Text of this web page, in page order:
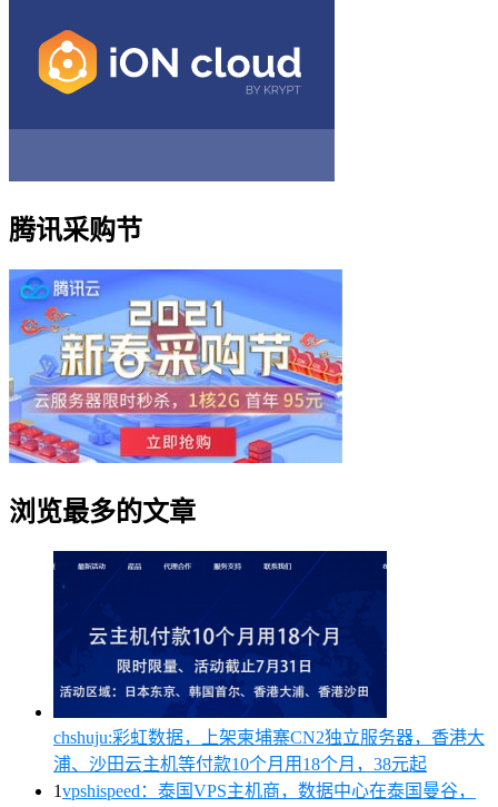
腾讯采购节
浏览最多的文章
chshuju:彩虹数据，上架柬埔寨CN2独立服务器，香港大
浦、沙田云主机等付款10个月用18个月，38元起
1vpshispeed：泰国VPS主机商，数据中心在泰国曼谷，